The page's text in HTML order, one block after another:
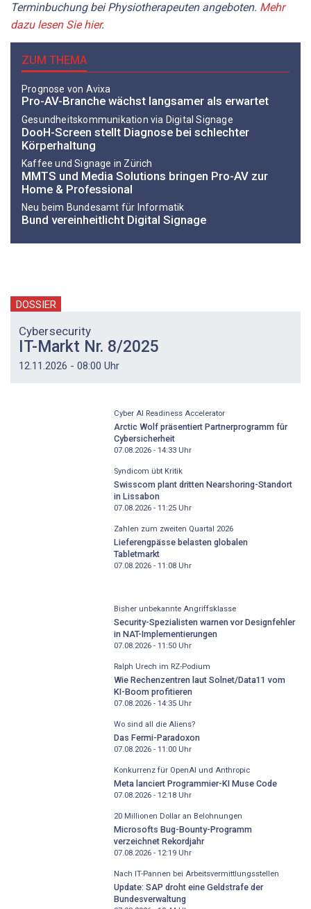
Terminbuchung bei Physiotherapeuten angeboten. Mehr
dazu lesen Sie hier.
ZUM THEMA
Prognose von Avixa
Pro-AV-Branche wächst langsamer als erwartet
Gesundheitskommunikation via Digital Signage
DooH-Screen stellt Diagnose bei schlechter
Körperhaltung
Kaffee und Signage in Zürich
MMTS und Media Solutions bringen Pro-AV zur
Home & Professional
Neu beim Bundesamt für Informatik
Bund vereinheitlicht Digital Signage
DOSSIER
Cybersecurity
IT-Markt Nr. 8/2025
12.11.2026 - 08:00 Uhr
Cyber AI Readiness Accelerator
Arctic Wolf präsentiert Partnerprogramm für
Cybersicherheit
07.08.2026 - 14:33Uhr
Syndicom übt Kritik
Swisscom plant dritten Nearshoring-Standort
in Lissabon
07.08.2026 - 11:25Uhr
Zahlen zum zweiten Quartal 2026
Lieferengpässe belasten globalen
Tabletmarkt
07.08.2026 - 11:08Uhr
Bisher unbekannte Angriffsklasse
Security-Spezialisten warnen vor Designfehler
in NAT-Implementierungen
07.08.2026 - 11:50Uhr
Ralph Urech im RZ-Podium
Wie Rechenzentren laut Solnet/Data11 vom
KI-Boom profitieren
07.08.2026 - 14:35Uhr
Wo sind all die Aliens?
Das Fermi-Paradoxon
07.08.2026 - 11:00Uhr
Konkurrenz für OpenAI und Anthropic
Meta lanciert Programmier-KI Muse Code
07.08.2026 - 12:18Uhr
20 Millionen Dollar an Belohnungen
Microsofts Bug-Bounty-Programm
verzeichnet Rekordjahr
07.08.2026 - 12:19Uhr
Nach IT-Pannen bei Arbeitsvermittlungsstellen
Update: SAP droht eine Geldstrafe der
Bundesverwaltung